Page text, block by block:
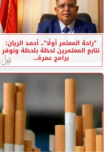
”راحة المعتمر أولًا”.. أحمد الريان:
نتابع المعتمرين لحظة بلحظة ونوفر
برامج عمرة...